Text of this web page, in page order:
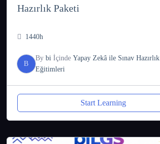
Hazırlık Paketi
1440h
B
By bi İçinde Yapay Zekâ ile Sınav Hazırlık
Eğitimleri
Start Learning